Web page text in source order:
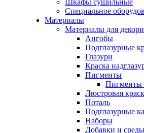
Шкафы сушильные
Специальное
Материалы
Материалы для
Ангобы
Подглазурные
Глазури
Краска
Пигменты
Пигменты
Люстровая
Поталь
Подглазурные
Наборы
Добавки и среды